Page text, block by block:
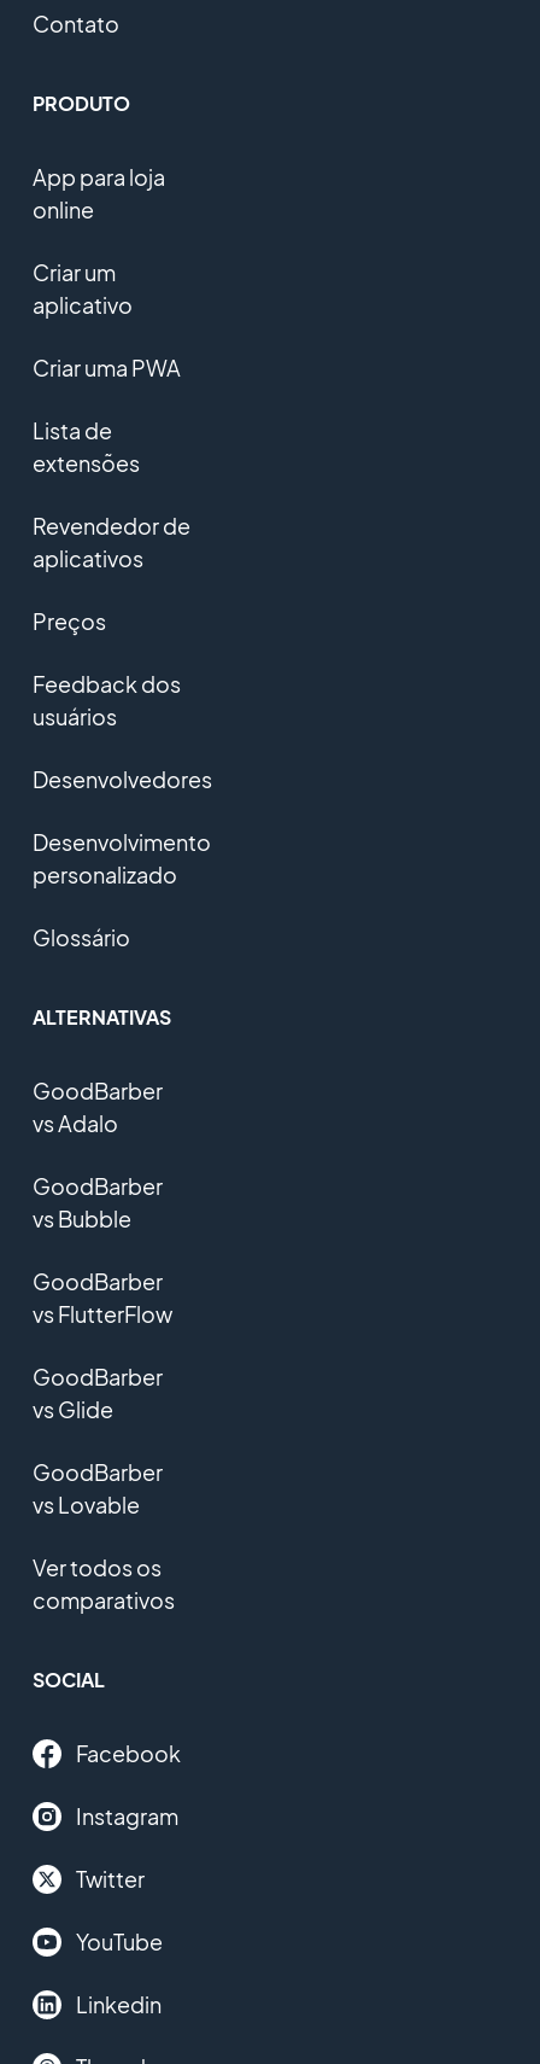
Contato
PRODUTO
App para loja
online
Criar um
aplicativo
Criar uma PWA
Lista de
extensões
Revendedor de
aplicativos
Preços
Feedback dos
usuários
Desenvolvedores
Desenvolvimento
personalizado
Glossário
ALTERNATIVAS
GoodBarber
vs Adalo
GoodBarber
vs Bubble
GoodBarber
vs FlutterFlow
GoodBarber
vs Glide
GoodBarber
vs Lovable
Ver todos os
comparativos
SOCIAL
Facebook
Instagram
Twitter
YouTube
Linkedin